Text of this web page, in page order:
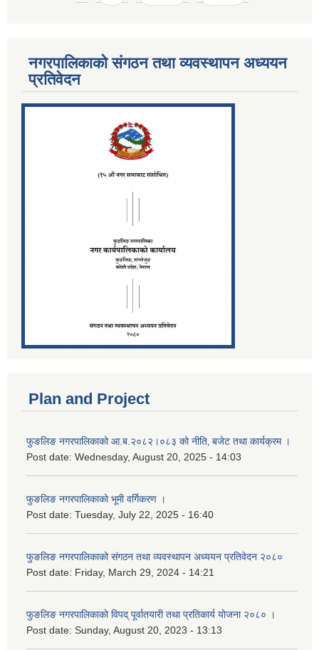
नगरपालिकाको संगठन तथा व्यवस्थापन अध्ययन
प्रतिवेदन
Plan and Project
फुङलिङ नगरपालिकाको आ.ब.२०८२।०८३ को नीति‚ बजेट तथा कार्यक्रम ।
Post date: Wednesday, August 20, 2025 - 14:03
फुङलिङ नगरपालिकाको भूमी वर्गिकरण ।
Post date: Tuesday, July 22, 2025 - 16:40
फुङलिङ नगरपालिकाको संगठन तथा व्यवस्थापन अध्ययन प्रतिवेदन २०८०
Post date: Friday, March 29, 2024 - 14:21
फुङलिङ नगरपालिकाको विपद् पूर्वातयारी तथा प्रतिकार्य योजना २०८० ।
Post date: Sunday, August 20, 2023 - 13:13